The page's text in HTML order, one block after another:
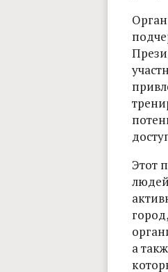
Этот
а